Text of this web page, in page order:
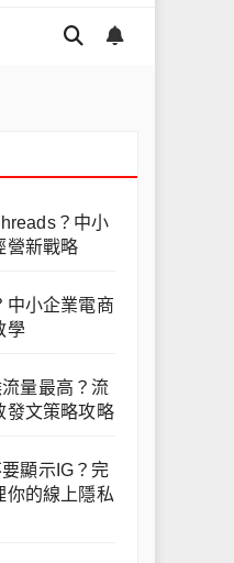
？中小
營新戰略
中小企業電商
學
量最高？流
發文策略攻略
顯示IG？完
你的線上隱私